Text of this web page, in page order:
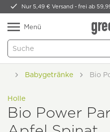
Nur 5,49 € Versand -frei ab
Menü
Babygetränke Bio
Holle
Bio Power